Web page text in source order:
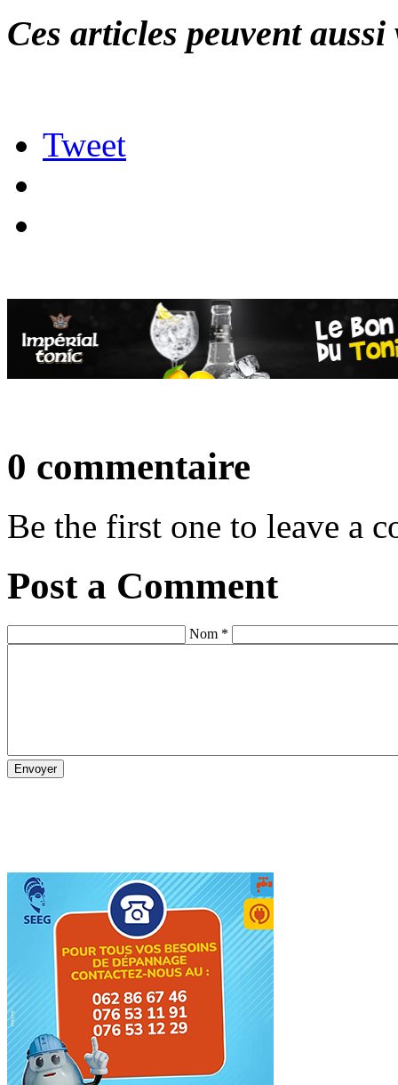
Ces articles peuvent
Tweet
0 commentaire
Be the first one to leave a
Post a Comment
Nom *